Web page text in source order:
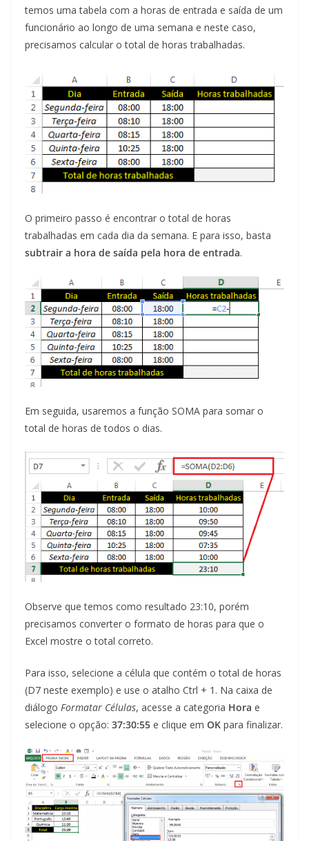
temos uma tabela com a horas de entrada e saída de um
funcionário ao longo de uma semana e neste caso,
precisamos calcular o total de horas trabalhadas.
O primeiro passo é encontrar o total de horas
trabalhadas em cada dia da semana. E para isso, basta
subtrair a hora de saída pela hora de entrada.
Em seguida, usaremos a função SOMA para somar o
total de horas de todos o dias.
Observe que temos como resultado 23:10, porém
precisamos converter o formato de horas para que o
Excel mostre o total correto.
Para isso, selecione a célula que contém o total de horas
(D7 neste exemplo) e use o atalho Ctrl + 1. Na caixa de
diálogo Formatar Células, acesse a categoria Hora e
selecione o opção: 37:30:55 e clique em OK para finalizar.